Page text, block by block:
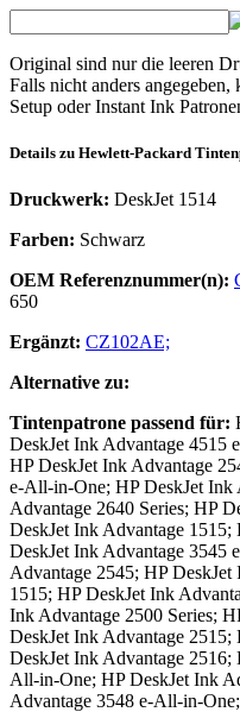
Original sind nur die leeren
Falls nicht anders
Setup oder Instant Ink
Details zu Hewlett-Packard
Druckwerk: DeskJet 1514
Farben: Schwarz
OEM Referenznummer(n):
650
Ergänzt: CZ102AE;
Alternative zu:
Tintenpatrone passend für:
DeskJet Ink Advantage 4515
HP DeskJet Ink Advantage
e-All-in-One; HP DeskJet Ink
Advantage 2640 Series; HP
DeskJet Ink Advantage
DeskJet Ink Advantage 3545
Advantage 2545; HP
1515; HP DeskJet Ink
Ink Advantage 2500 Series;
DeskJet Ink Advantage
DeskJet Ink Advantage 2516;
All-in-One; HP DeskJet Ink
Advantage 3548 e-All-in-